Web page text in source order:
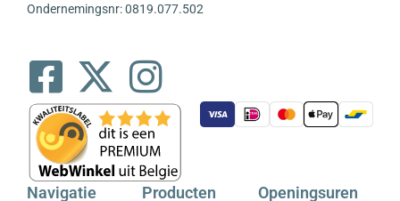
Ondernemingsnr: 0819.077.502
Navigatie Producten Openingsuren